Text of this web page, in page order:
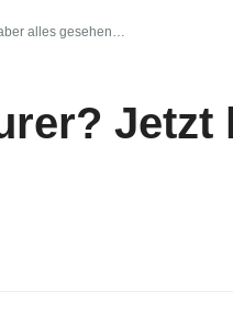
alles gesehen…
Jetzt